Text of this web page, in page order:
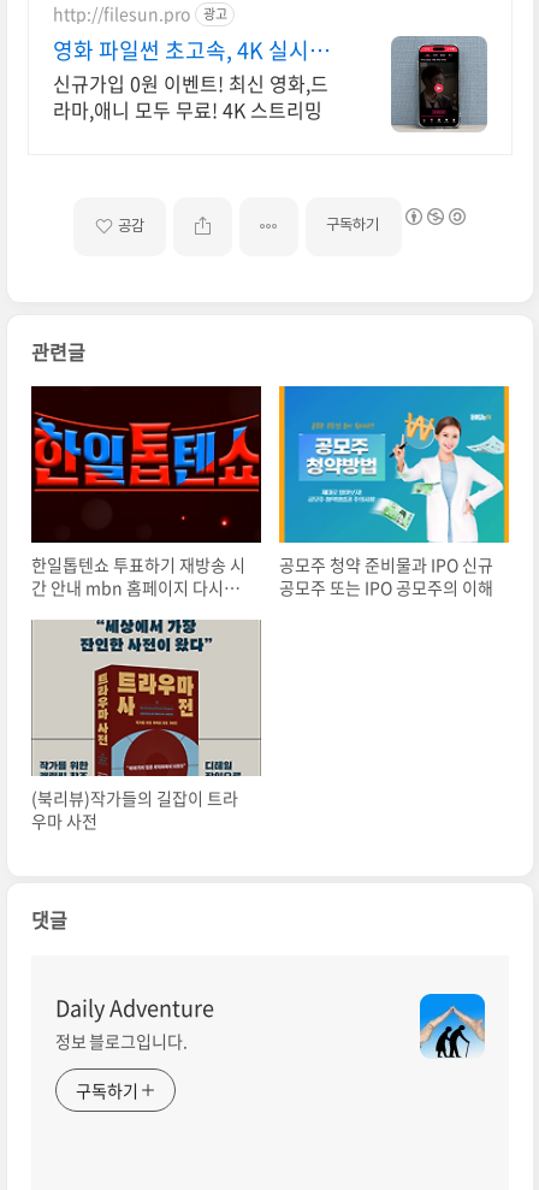
http://filesun.pro 광고
영화 파일썬 초고속, 4K 실시간
보기!
신규가입 0원 이벤트! 최신 영화,드
라마,애니 모두 무료! 4K 스트리밍
공감 구독하기
관련글
한일톱텐쇼 투표하기 재방송 시
간 안내 mbn 홈페이지 다시보
공모주 청약 준비물과 IPO 신규
공모주 또는 IPO 공모주의 이해
(북리뷰)작가들의 길잡이 트라
우마 사전
댓글
Daily Adventure
정보 블로그입니다.
구독하기